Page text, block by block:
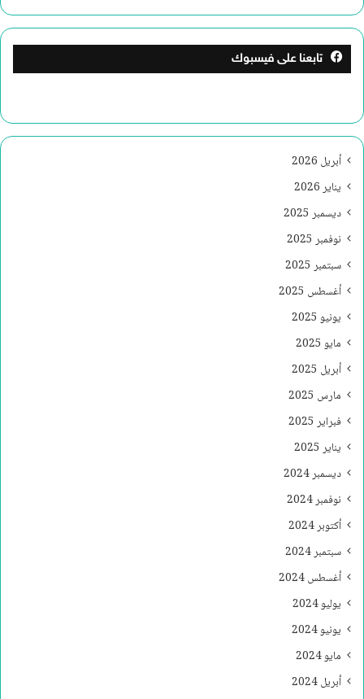
تابعنا على فيسبوك
أبريل 2026
يناير 2026
ديسمبر 2025
نوفمبر 2025
سبتمبر 2025
أغسطس 2025
يونيو 2025
مايو 2025
أبريل 2025
مارس 2025
فبراير 2025
يناير 2025
ديسمبر 2024
نوفمبر 2024
أكتوبر 2024
سبتمبر 2024
أغسطس 2024
يوليو 2024
يونيو 2024
مايو 2024
أبريل 2024